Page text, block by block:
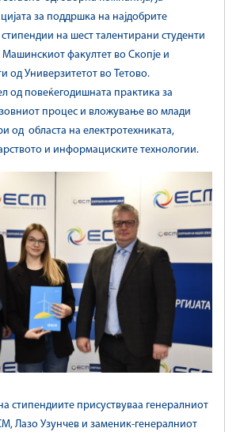
за поддршка на најдобрите
на шест талентирани студенти
Машинскиот факултет во Скопје и
од Универзитетот во Тетово.
од повеќегодишната практика за
процес и вложување во млади
од областа на електротехниката,
и информациските технологии.
стипендиите присуствуваа генералниот
Лазо Узунчев и заменик-генералниот